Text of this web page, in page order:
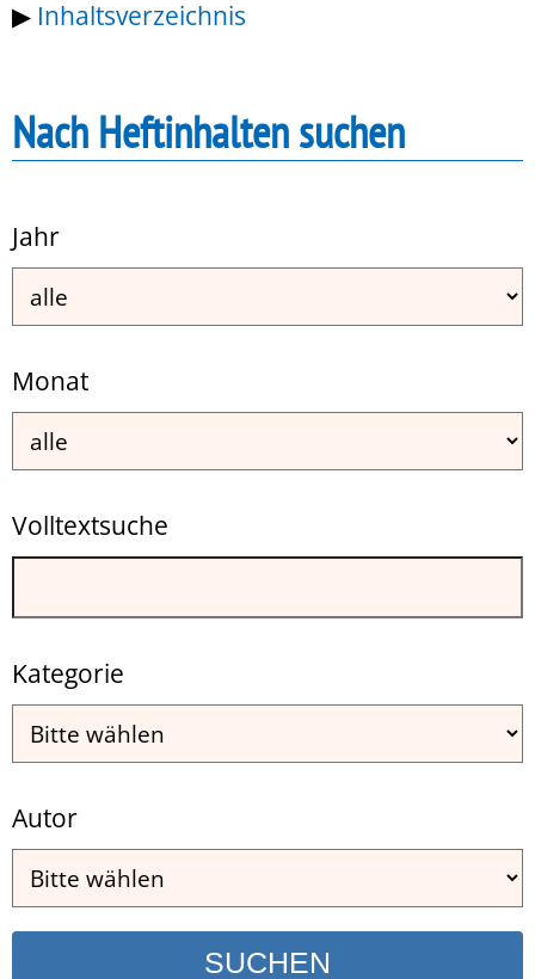
▶ Inhaltsverzeichnis
Nach Heftinhalten suchen
Jahr
Monat
Volltextsuche
Kategorie
Autor